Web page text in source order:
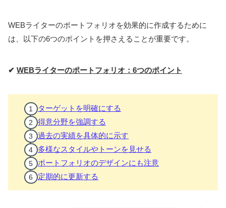
WEBライターのポートフォリオを効果的に作成するために
は、以下の6つのポイントを押さえることが重要です。
✔ WEBライターのポートフォリオ：6つのポイント
ターゲットを明確にする
得意分野を強調する
過去の実績を具体的に示す
多様なスタイルやトーンを見せる
ポートフォリオのデザインにも注意
定期的に更新する